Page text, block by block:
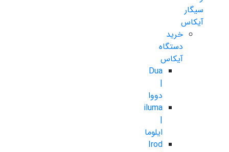
سیگار
آیکاس
خرید
دستگاه
آیکاس
Dua
|
دووا
iluma
|
ایلوما
Irod